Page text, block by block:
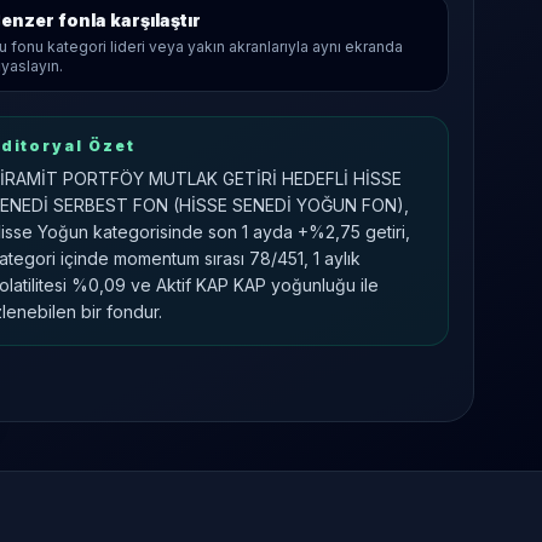
fonla karşılaştır
fonu kategori lideri veya yakın akranlarıyla aynı ekranda
Özet
PORTFÖY MUTLAK GETİRİ HEDEFLİ HİSSE
SERBEST FON (HİSSE SENEDİ YOĞUN FON),
Yoğun kategorisinde son 1 ayda +%2,75 getiri,
içinde momentum sırası 78/451, 1 aylık
%0,09 ve Aktif KAP KAP yoğunluğu ile
bir fondur.